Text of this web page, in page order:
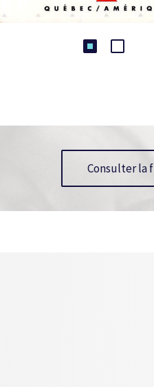
Consulter la